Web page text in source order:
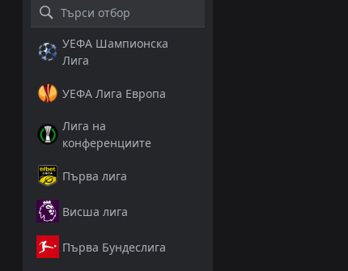
УЕФА Шампионска
Лига
УЕФА Лига Европа
Лига на
конференциите
Първа лига
Висша лига
Първа Бундеслига